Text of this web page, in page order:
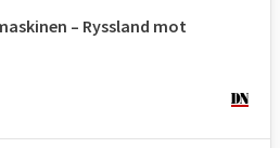
– Ryssland mot